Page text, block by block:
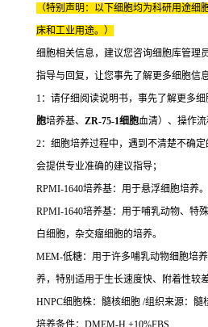
（特别声明：以下细胞均为科研用途细
床和工业用途。）
细胞相关信息，建议您咨询细胞库管理
指导与回复，让您事先了解更多细胞信
1：请仔细阅读说明书，事先了解更多
胞培养基、 ZR-75-1细胞血清）、操作流
2：细胞培养过程中，遇到不清楚不确
会提供专业准确的建议指导；
RPMI-1640培养基：用于悬浮细胞培养。
RPMI-1640培养基：用于哺乳动物、特
白细胞，杂交瘤细胞的培养。
MEM-低糖：用于许多哺乳动物细胞培
养，特别适用于生长速度快、附着性较
HNPC细胞株：髓核细胞 /组织来源：髓
培养条件：DMEM-H +10%FBS